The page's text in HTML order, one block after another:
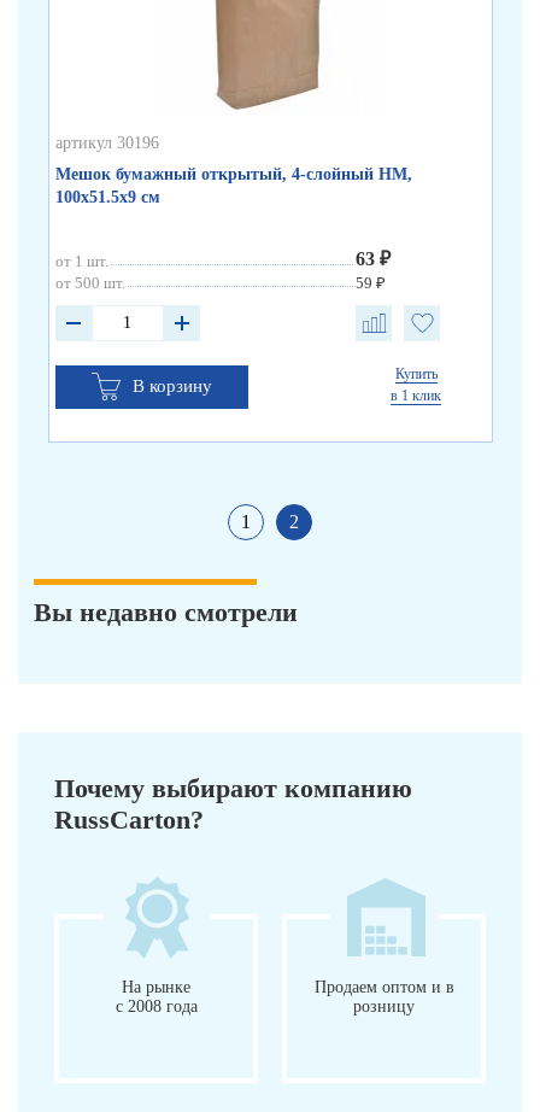
артикул 30196
Мешок бумажный открытый, 4-слойный НМ,
100х51.5х9 см
от 1 шт. 63 ₽
от 500 шт. 59 ₽
В корзину
Купить
в 1 клик
1 2
Вы недавно смотрели
Почему выбирают компанию
RussCarton?
На рынке
с 2008 года
Продаем оптом и в
розницу